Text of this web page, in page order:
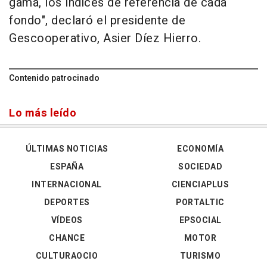
fondo", declaró el presidente de
Gescooperativo, Asier Díez Hierro.
Contenido patrocinado
Lo más leído
ÚLTIMAS NOTICIAS
ESPAÑA
INTERNACIONAL
DEPORTES
VÍDEOS
ECONOMÍA
SOCIEDAD
CIENCIAPLUS
PORTALTIC
EPSOCIAL
CHANCE
CULTURAOCIO
MOTOR
TURISMO